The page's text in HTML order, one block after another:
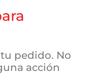
pedido. No
acción